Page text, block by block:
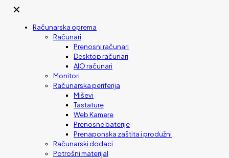
✕
Računarska oprema
Računari
Prenosni računari
Desktop računari
AIO računari
Monitori
Računarska periferija
Miševi
Tastature
Web Kamere
Prenosne baterije
Prenaponska zaštita i produžni
Računarski dodaci
Potrošni materijal